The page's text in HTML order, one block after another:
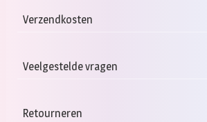
Verzendkosten
Veelgestelde vragen
Retourneren